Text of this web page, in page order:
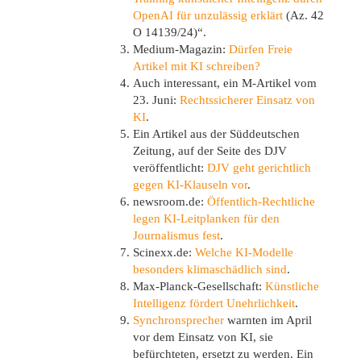
OpenAI für unzulässig erklärt (Az. 42
O 14139/24)“.
Medium-Magazin: Dürfen Freie
Artikel mit KI schreiben?
Auch interessant, ein M-Artikel vom
23. Juni: Rechtssicherer Einsatz von
KI.
Ein Artikel aus der Süddeutschen
Zeitung, auf der Seite des DJV
veröffentlicht: DJV geht gerichtlich
gegen KI-Klauseln vor.
newsroom.de: Öffentlich-Rechtliche
legen KI-Leitplanken für den
Journalismus fest.
Scinexx.de: Welche KI-Modelle
besonders klimaschädlich sind.
Max-Planck-Gesellschaft: Künstliche
Intelligenz fördert Unehrlichkeit.
Synchronsprecher warnten im April
vor dem Einsatz von KI, sie
befürchteten, ersetzt zu werden. Ein